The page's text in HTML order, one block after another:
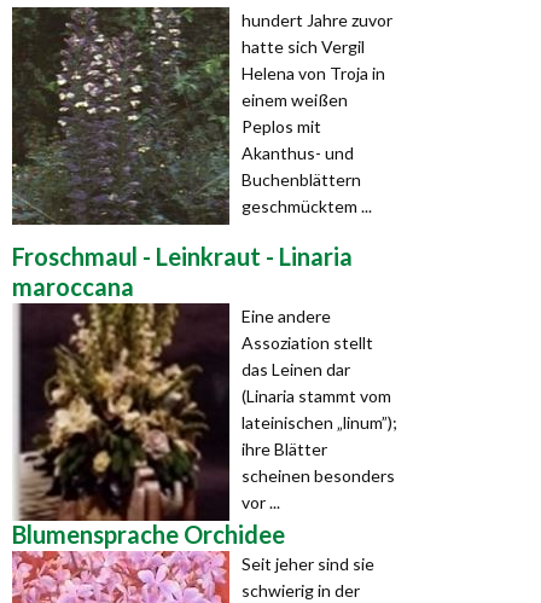
hundert Jahre zuvor
hatte sich Vergil
Helena von Troja in
einem weißen
Peplos mit
Akanthus- und
Buchenblättern
geschmücktem ...
Froschmaul - Leinkraut - Linaria
maroccana
Eine andere
Assoziation stellt
das Leinen dar
(Linaria stammt vom
lateinischen „linum”);
ihre Blätter
scheinen besonders
vor ...
Blumensprache Orchidee
Seit jeher sind sie
schwierig in der